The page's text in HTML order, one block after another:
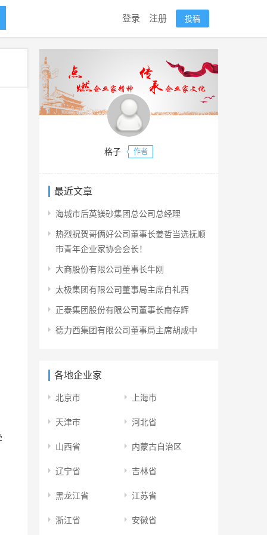
登录 注册 投稿
格子 作者
最近文章
海城市后英镁砂集团总公司总经理
热烈祝贺哥俩好公司董事长姜哲当选抚顺
市青年企业家协会会长！
大商股份有限公司董事长牛刚
太极集团有限公司董事局主席白礼西
正泰集团股份有限公司董事长南存辉
德力西集团有限公司董事局主席胡成中
各地企业家
北京市 上海市
天津市 河北省
山西省 内蒙古自治区
辽宁省 吉林省
黑龙江省 江苏省
浙江省 安徽省